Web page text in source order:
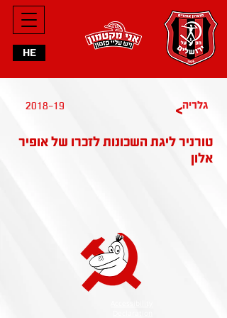
HE
2018-19 >גלריה
טורניר ליגת השכונות לזכרו של אופיר
אלון